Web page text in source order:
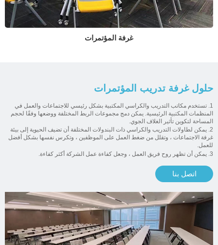
غرفة المؤتمرات
حلول غرفة تدريب المؤتمرات
1. تستخدم مكاتب التدريب والكراسي المكتبية بشكل رئيسي للاجتماعات والعمل في
المنظمات المكتبية الرئيسية. يمكن دمج مجموعات الربط المختلفة ووضعها وفقًا لحجم
المساحة لتكوين تأثير الغلاف الجوي.
2. يمكن لطاولات التدريب والكراسي ذات البندولات المختلفة أن تضيف الحيوية إلى بيئة
غرفة الاجتماعات ، وتقلل من ضغط العمل على الموظفين ، وتكرس نفسها بشكل أفضل
للعمل.
3. يمكن أن تظهر روح فريق العمل ، وجعل كفاءة عمل الشركة أكثر كفاءة.
اتصل بنا